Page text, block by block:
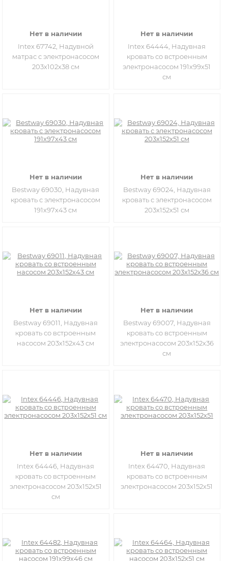
Нет в наличии
Intex 67742, Надувной
матрас с электронасосом
203х102х38 см
Нет в наличии
Intex 64444, Надувная
кровать со встроенным
электронасосом 191х99х51
см
Нет в наличии
Bestway 69030, Надувная
кровать с электронасосом
191х97х43 см
Нет в наличии
Bestway 69024, Надувная
кровать с электронасосом
203х152х51 см
Нет в наличии
Bestway 69011, Надувная
кровать со встроенным
насосом 203х152х43 см
Нет в наличии
Bestway 69007, Надувная
кровать со встроенным
электронасосом 203х152х36
см
Нет в наличии
Intex 64446, Надувная
кровать со встроенным
электронасосом 203х152х51
см
Нет в наличии
Intex 64470, Надувная
кровать со встроенным
электронасосом 203х152х51